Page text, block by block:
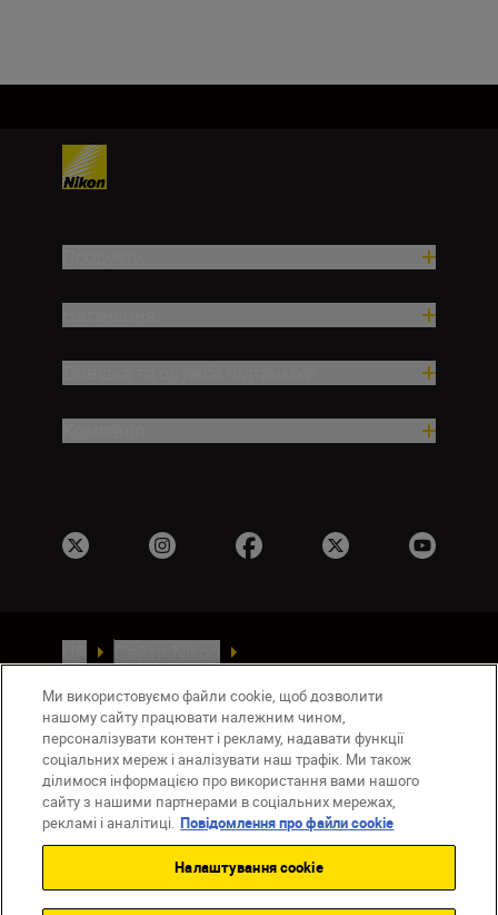
Умови використання
Повідомлення про файли cookie
Налаштування Cookie
© 2026 Nikon
Back to top
Ми використовуємо файли cookie, щоб дозволити
нашому сайту працювати належним чином,
персоналізувати контент і рекламу, надавати функції
соціальних мереж і аналізувати наш трафік. Ми також
ділимося інформацією про використання вами нашого
сайту з нашими партнерами в соціальних мережах,
рекламі і аналітиці. Повідомлення про файли cookie
Налаштування cookie